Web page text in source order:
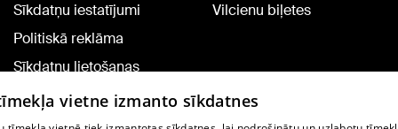
Sīkdatņu iestatījumi
Politiskā reklāma
Sīkdatņu lietošanas
noteikumi
Komentāru pievienošana
Vilcienu biļetes
vietne izmanto sīkdatnes